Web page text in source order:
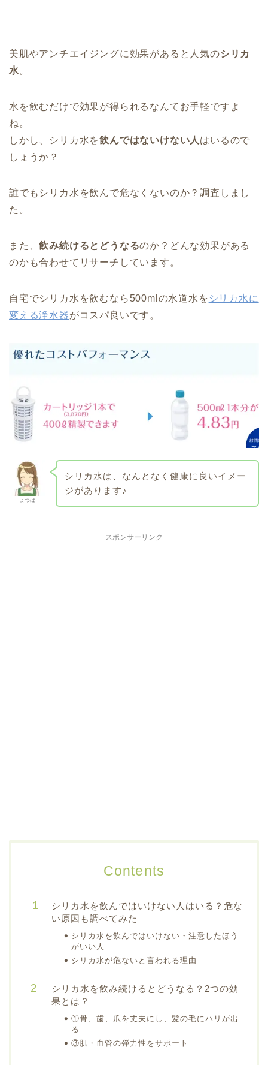
美肌やアンチエイジングに効果があると人気のシリカ
水。
水を飲むだけで効果が得られるなんてお手軽ですよ
ね。
しかし、シリカ水を飲んではないけない人 はいるので
しょうか？
誰でもシリカ水を飲んで危なくないのか？調査しまし
た。
また、飲み続けるとどうなるのか？どんな効果がある
のかも合わせてリサーチしています。
自宅でシリカ水を飲むなら500mlの水道水を シリカ水に
変える浄水器がコスパ良いです。
よつば
シリカ水は、なんとなく健康に良いイメー
ジがあります♪
スポンサーリンク
Contents
シリカ水を飲んではいけない人はいる？危な
い原因も調べてみた
シリカ水を飲んではいけない・注意したほう
がいい人
シリカ水が危ないと言われる理由
シリカ水を飲み続けるとどうなる？2つの効
果とは？
①骨、歯、爪を丈夫にし、髪の毛にハリが出
る
③肌・血管の弾力性をサポート